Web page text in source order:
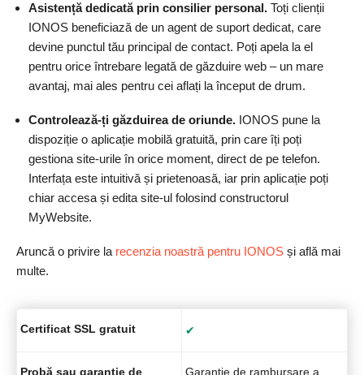
Asistență dedicată prin consilier personal. Toți clienții
IONOS beneficiază de un agent de suport dedicat, care
devine punctul tău principal de contact. Poți apela la el
pentru orice întrebare legată de găzduire web – un mare
avantaj, mai ales pentru cei aflați la început de drum.
Controlează-ți găzduirea de oriunde. IONOS pune la
dispoziție o aplicație mobilă gratuită, prin care îți poți
gestiona site-urile în orice moment, direct de pe telefon.
Interfața este intuitivă și prietenoasă, iar prin aplicație poți
chiar accesa și edita site-ul folosind constructorul
MyWebsite.
Aruncă o privire la recenzia noastră pentru IONOS și află mai
multe.
Certificat SSL gratuit ✔
Probă sau garanție de Garanție de rambursare a